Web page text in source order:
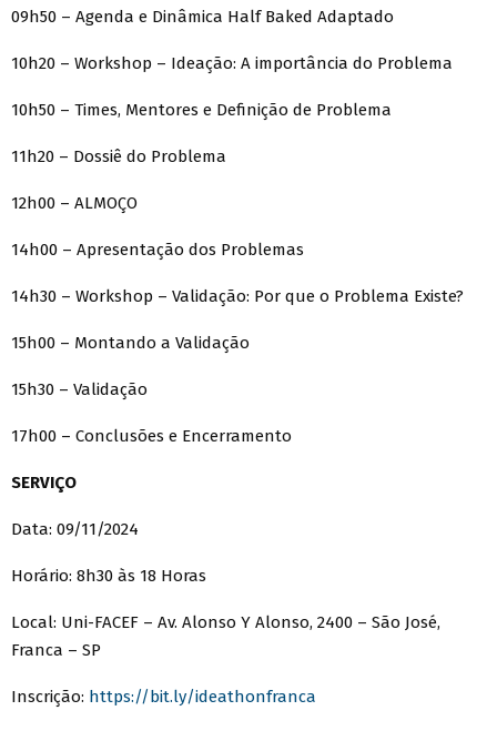
09h50 – Agenda e Dinâmica Half Baked Adaptado
10h20 – Workshop – Ideação: A importância do Problema
10h50 – Times, Mentores e Definição de Problema
11h20 – Dossiê do Problema
12h00 – ALMOÇO
14h00 – Apresentação dos Problemas
14h30 – Workshop – Validação: Por que o Problema Existe?
15h00 – Montando a Validação
15h30 – Validação
17h00 – Conclusões e Encerramento
SERVIÇO
Data: 09/11/2024
Horário: 8h30 às 18 Horas
Local: Uni-FACEF – Av. Alonso Y Alonso, 2400 – São José,
Franca – SP
Inscrição: https://bit.ly/ideathonfranca